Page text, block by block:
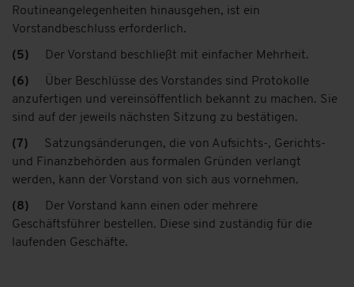
Routineangelegenheiten hinausgehen, ist ein
Vorstandbeschluss erforderlich.
(5) Der Vorstand beschließt mit einfacher Mehrheit.
(6) Über Beschlüsse des Vorstandes sind Protokolle
anzufertigen und vereinsöffentlich bekannt zu machen. Sie
sind auf der jeweils nächsten Sitzung zu bestätigen.
(7) Satzungsänderungen, die von Aufsichts-, Gerichts-
und Finanzbehörden aus formalen Gründen verlangt
werden, kann der Vorstand von sich aus vornehmen.
(8) Der Vorstand kann einen oder mehrere
Geschäftsführer bestellen. Diese sind zuständig für die
laufenden Geschäfte.